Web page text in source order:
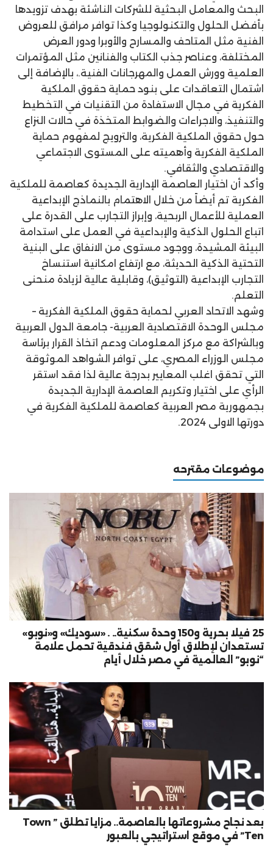
البحث والمعامل البحثية للشركات الناشئة بهدف تزويدها
بأفضل الحلول والتكنولوجيا وكذا توافر مرافق للعروض
الفنية مثل المتاحف والمسارح والأوبرا ودور العرض
المختلفة، وعناصر جذب الكتاب والفنانين مثل المؤتمرات
العلمية وورش العمل والمهرجانات الفنية.، بالإضافة إلى
اشتمال التعاقدات على بنود حماية حقوق الملكية
الفكرية في مجال الاستفادة من التقنيات في التخطيط
والتنفيذ، والاجراءات والضوابط المتخذة في حالات النزاع
حول حقوق الملكية الفكرية، والترويج لمفهوم حماية
الملكية الفكرية وأهميته على المستوى الاجتماعي
والاقتصادي والثقافي.
وأكد أن اختيار العاصمة الإدارية الجديدة كعاصمة للملكية
الفكرية تم أيضاً من خلال الاهتمام بالنماذج الإبداعية
العملية للأعمال الربحية، وإبراز التجارب على القدرة على
اتباع الحلول الذكية والإبداعية في العمل على استدامة
البيئة المشيدة، ووجود مستوى من الانفاق على البنية
التحتية الذكية الحديثة، مع ارتفاع امكانية استنساخ
التجارب الإبداعية (التوثيق)، وقابلية عالية لزيادة منحنى
التعلم.
وشهد الاتحاد العربي لحماية حقوق الملكية الفكرية –
مجلس الوحدة الاقتصادية العربية- جامعة الدول العربية
وبالشراكة مع مركز المعلومات ودعم اتخاذ القرار برئاسة
مجلس الوزراء المصري، على توافر الشواهد الموثوقة
التي تحقق اغلب المعايير بدرجة عالية لذا فقد استقر
الرأي على اختيار وتكريم العاصمة الإدارية الجديدة
بجمهورية مصر العربية كعاصمة للملكية الفكرية في
دورتها الاولى 2024.
موضوعات مقترحه
25 فيلا بحرية و150 وحدة سكنية.. . «سوديك» و«نوبو»
تستعدان لإطلاق أول شقق فندقية تحمل علامة
“نوبو” العالمية في مصر خلال أيام
بعد نجاح مشروعاتها بالعاصمة.. مزايا تطلق ” Town
Ten” في موقع استراتيجي بالعبور